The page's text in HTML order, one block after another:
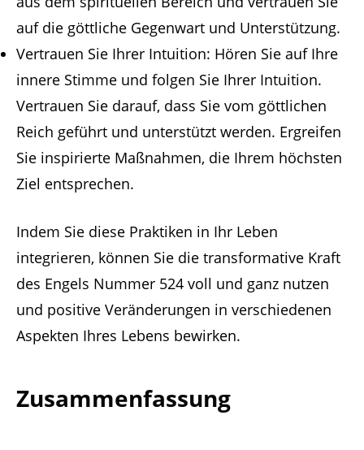
auf die göttliche Gegenwart und Unterstützung.
Vertrauen Sie Ihrer Intuition: Hören Sie auf Ihre
innere Stimme und folgen Sie Ihrer Intuition.
Vertrauen Sie darauf, dass Sie vom göttlichen
Reich geführt und unterstützt werden. Ergreifen
Sie inspirierte Maßnahmen, die Ihrem höchsten
Ziel entsprechen.
Indem Sie diese Praktiken in Ihr Leben
integrieren, können Sie die transformative Kraft
des Engels Nummer 524 voll und ganz nutzen
und positive Veränderungen in verschiedenen
Aspekten Ihres Lebens bewirken.
Zusammenfassung